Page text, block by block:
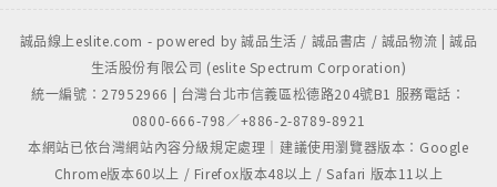
誠品線上eslite.com - powered by 誠品生活 / 誠品書店 / 誠品物流 | 誠品
生活股份有限公司 (eslite Spectrum Corporation)
統一編號：27952966 | 台灣台北市信義區松德路204號B1 服務電話：
0800-666-798／+886-2-8789-8921
本網站已依台灣網站內容分級規定處理｜建議使用瀏覽器版本：Google
Chrome版本60以上 / Firefox版本48以上 / Safari 版本11以上